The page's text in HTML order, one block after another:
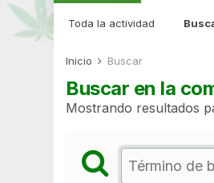
Toda la actividad
Inicio Buscar
Buscar en la
Mostrando resultados